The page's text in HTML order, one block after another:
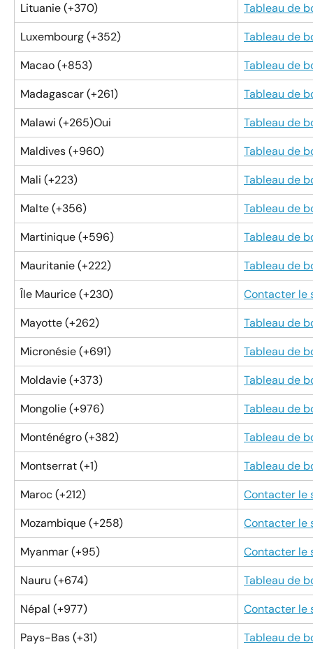
Lituanie (+370)
Tableau de
Luxembourg (+352)
Tableau de
Macao (+853)
Tableau de
Madagascar (+261)
Tableau de
Malawi (+265)Oui
Tableau de
Maldives (+960)
Tableau de
Mali (+223)
Tableau de
Malte (+356)
Tableau de
Martinique (+596)
Tableau de
Mauritanie (+222)
Tableau de
Île Maurice (+230)
Contacter le
Mayotte (+262)
Tableau de
Micronésie (+691)
Tableau de
Moldavie (+373)
Tableau de
Mongolie (+976)
Tableau de
Monténégro (+382)
Tableau de
Montserrat (+1)
Tableau de
Maroc (+212)
Contacter le
Mozambique (+258)
Contacter le
Myanmar (+95)
Contacter le
Nauru (+674)
Tableau de
Népal (+977)
Contacter le
Pays-Bas (+31)
Tableau de